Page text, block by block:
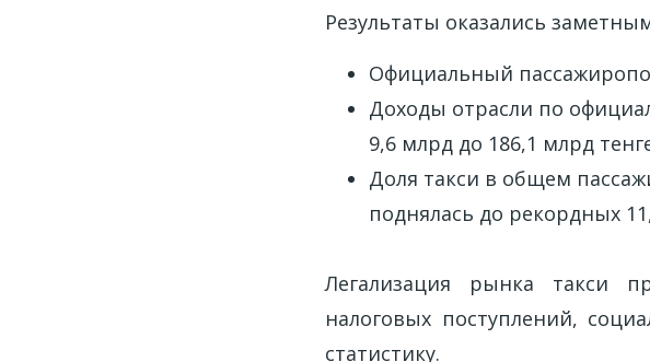
Результаты оказались
Официальный
Доходы отрасли по
9,6 млрд до 186,1 млрд
Доля такси в общем
поднялась до рекордных
Легализация рынка такси
налоговых поступлений,
статистику.